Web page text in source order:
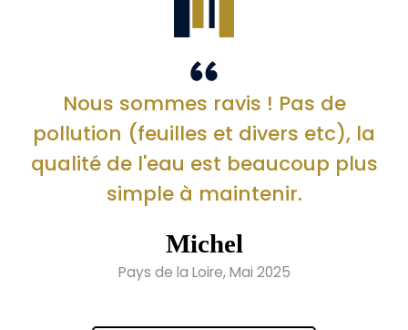
Nous sommes ravis ! Pas de
pollution (feuilles et divers etc), la
qualité de l'eau est beaucoup plus
simple à maintenir.
Michel
Pays de la Loire, Mai 2025